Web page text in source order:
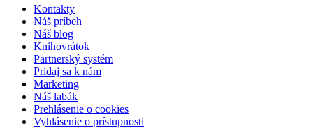
Kontakty
Náš príbeh
Náš blog
Knihovrátok
Partnerský systém
Pridaj sa k nám
Marketing
Náš labák
Prehlásenie o cookies
Vyhlásenie o prístupnosti